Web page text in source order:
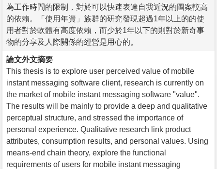
為工作時間的限制，對於可以快速表達自我近況的圖案較高
的依賴。「使用年資」族群的研究發現超過1年以上的的使
用者對於軟體有高度依賴，而少於1年以下的則對於新奇事
物的分享及人際關係的經營是用心的。
論文外文摘要
This thesis is to explore user perceived value of mobile
instant messaging software client, research is currently on
the market of mobile instant messaging software "value".
The results will be mainly to provide a deep and qualitative
perceptual structure, and stressed the importance of
personal experience. Qualitative research link product
attributes, consumption results, and personal values. Using
means-end chain theory, explore the functional
requirements of users for mobile instant messaging